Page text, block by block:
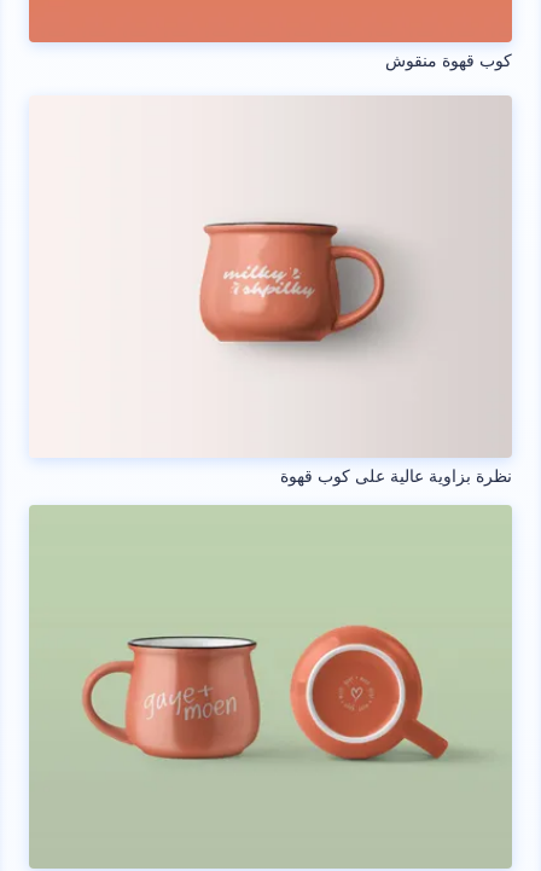
كوب قهوة منقوش
نظرة بزاوية عالية على كوب قهوة